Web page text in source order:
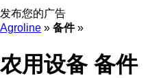
发布您的广告
Agroline » 备件 »
农用设备 备件